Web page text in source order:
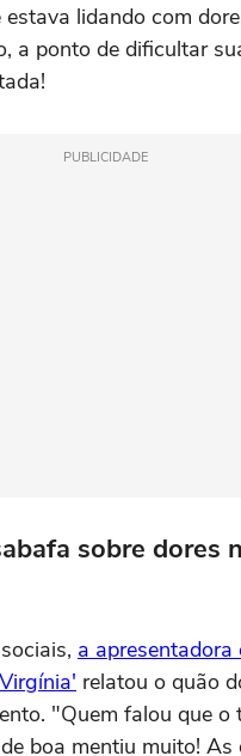
estava lidando com
a ponto de dificultar
PUBLICIDADE
sobre dores
a apresentadora
relatou o quão
"Quem falou que o
boa mentiu muito! As